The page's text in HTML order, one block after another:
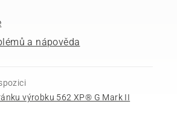
a nápověda
výrobku 562 XP® G Mark II